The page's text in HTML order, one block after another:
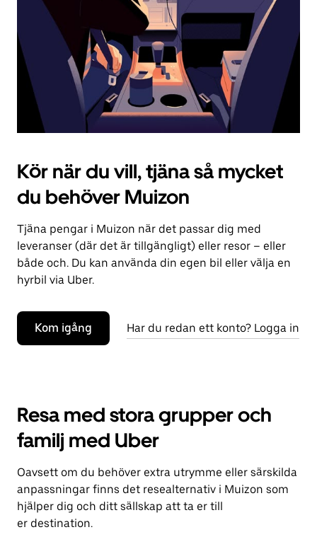
kalendern.
Kör när du vill, tjäna så mycket
du behöver Muizon
Tjäna pengar i Muizon när det passar dig med
leveranser (där det är tillgängligt) eller resor – eller
både och. Du kan använda din egen bil eller välja en
hyrbil via Uber.
Kom igång Har du redan ett konto? Logga in
Resa med stora grupper och
familj med Uber
Oavsett om du behöver extra utrymme eller särskilda
anpassningar finns det resealternativ i Muizon som
hjälper dig och ditt sällskap att ta er till
er destination.